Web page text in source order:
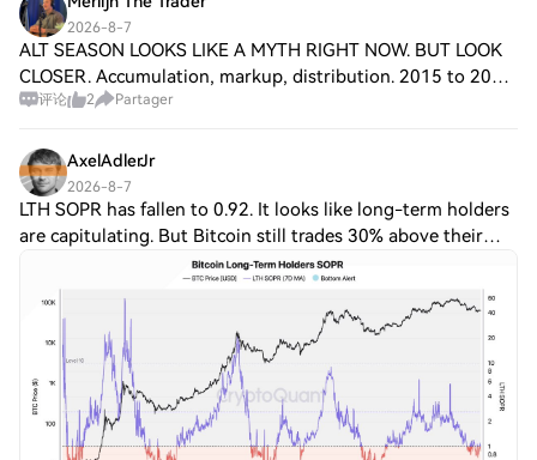
2026-8-7
ALT SEASON LOOKS LIKE A MYTH RIGHT NOW. BUT LOOK
CLOSER. Accumulation, markup, distribution. 2015 to 2018.
2019 to 2022. And accumulation again since 2022, which is
评论 2 Partager
AxelAdlerJr
2026-8-7
LTH SOPR has fallen to 0.92. It looks like long-term holders
are capitulating. But Bitcoin still trades 30% above their
average cost basis of $49.3K. Newer LTH coins are realizing
losses. The main str